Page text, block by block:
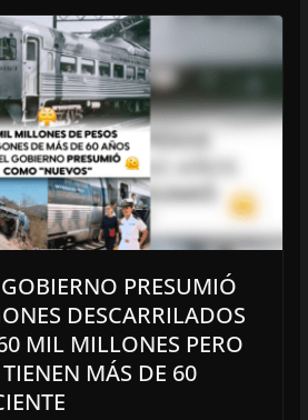
PRESUMIÓ
DESCARRILADOS
MIL MILLONES PERO
MÁS DE 60